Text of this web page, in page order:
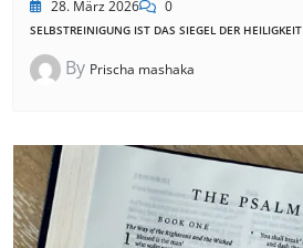
28. März 2026 0
SELBSTREINIGUNG IST DAS SIEGEL DER HEILIGKEIT
By Prischa mashaka